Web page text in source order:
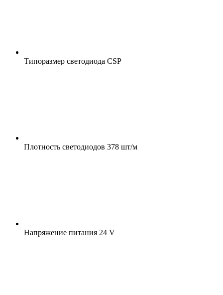
Типоразмер светодиода CSP
Плотность светодиодов 378 шт/м
Напряжение питания 24 V